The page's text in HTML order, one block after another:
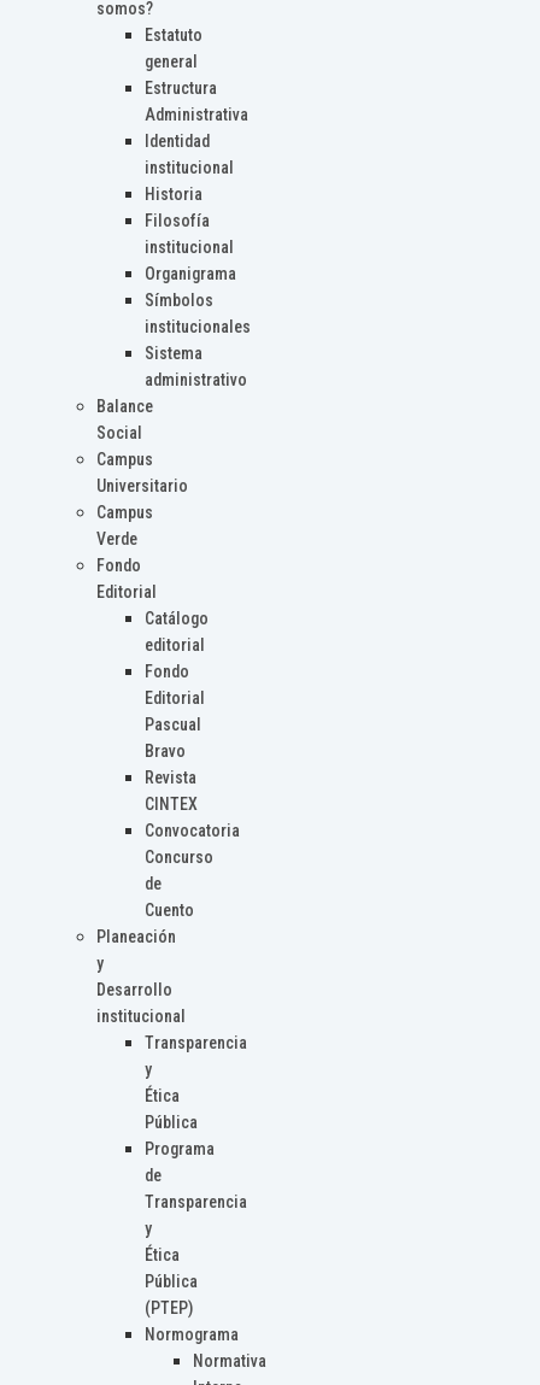
somos?
Estatuto
general
Estructura
Administrativa
Identidad
institucional
Historia
Filosofía
institucional
Organigrama
Símbolos
institucionales
Sistema
administrativo
Balance
Social
Campus
Universitario
Campus
Verde
Fondo
Editorial
Catálogo
editorial
Fondo
Editorial
Pascual
Bravo
Revista
CINTEX
Convocatoria
Concurso
de
Cuento
Planeación
y
Desarrollo
institucional
Transparencia
y
Ética
Pública
Programa
de
Transparencia
y
Ética
Pública
(PTEP)
Normograma
Normativa